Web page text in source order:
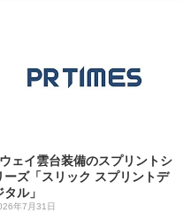
ェイ雲台装備のスプリントシ
ーズ「スリック スプリントデ
タル」
年7月31日